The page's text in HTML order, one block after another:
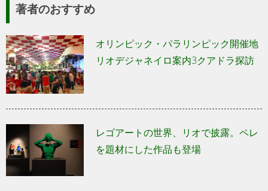
著者のおすすめ
オリンピック・パラリンピック開催地
リオデジャネイロ案内3クアドラ探訪
レゴアートの世界、リオで披露。ペレ
を題材にした作品も登場